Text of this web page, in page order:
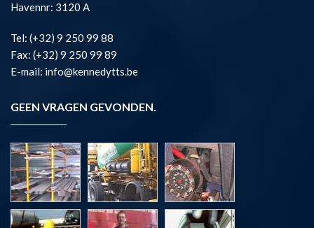
Havennr: 3120 A
Tel: (+32) 9 250 99 88
Fax: (+32) 9 250 99 89
E-mail: info@kennedytts.be
GEEN VRAGEN GEVONDEN.